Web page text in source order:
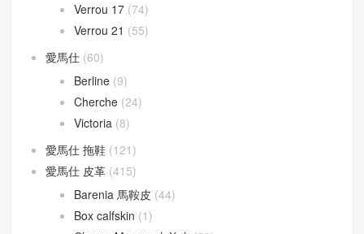
Verrou 17 (74)
Verrou 21 (55)
愛馬仕 (60)
Berline (9)
Cherche (24)
Victoria (8)
愛馬仕 拖鞋 (121)
愛馬仕 皮革 (415)
Barenia 馬鞍皮 (44)
Box calfskin (1)